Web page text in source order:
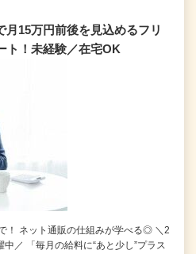
月15万円前後を見込めるフリ
ト！未経験／在宅OK
！ ネット通販の仕組みが学べる◎ ＼2
／ 「毎月の給料に“あと少し”プラス